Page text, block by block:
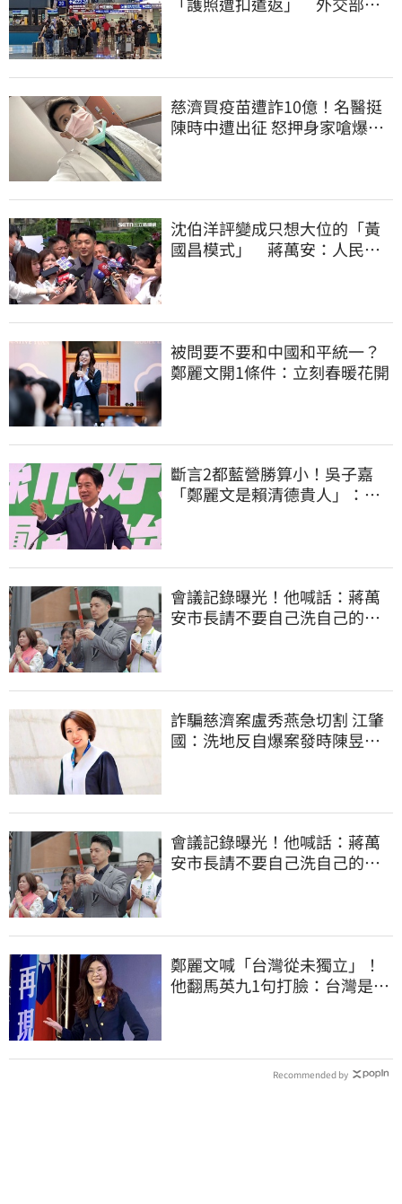
慈濟買疫苗遭詐10億！名醫挺
陳時中遭出征 怒押身家嗆爆藍
沈伯洋評變成只想大位的「黃
國昌模式」 蔣萬安：人民受
被問要不要和中國和平統一？
鄭麗文開1條件：立刻春暖花開
斷言2都藍營勝算小！吳子嘉
「鄭麗文是賴清德貴人」：保
會議記錄曝光！他喊話：蔣萬
安市長請不要自己洗自己的記
詐騙慈濟案盧秀燕急切割 江肇
國：洗地反自爆案發時陳昱瑄
會議記錄曝光！他喊話：蔣萬
安市長請不要自己洗自己的記
鄭麗文喊「台灣從未獨立」！
他翻馬英九1句打臉：台灣是我
Recommended by